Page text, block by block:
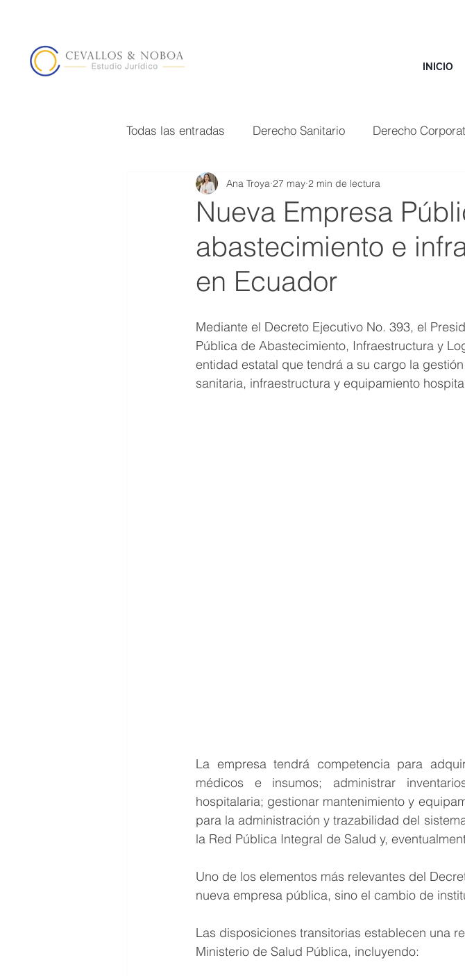
INICIO
Todas las entradas Derecho Sanitario Derecho
Litigio y Solución de controversias
Nueva Empresa
abastecimiento e
en Ecuador
Ana Troya 27 may 2 min de lectura
Mediante el Decreto Ejecutivo No. 393, el
Pública de Abastecimiento, Infraestructura y
entidad estatal que tendrá a su cargo la
sanitaria, infraestructura y equipamiento
La empresa tendrá competencia para
médicos e insumos; administrar
hospitalaria; gestionar mantenimiento y
para la administración y trazabilidad del
la Red Pública Integral de Salud y,
Uno de los elementos más relevantes del
nueva empresa pública, sino el cambio de
Las disposiciones transitorias establecen una
Ministerio de Salud Pública, incluyendo: